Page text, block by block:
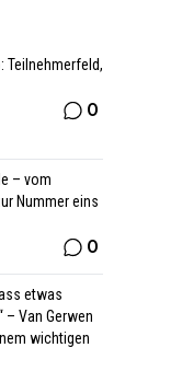
Teilnehmerfeld,
0
– vom
Nummer eins
0
etwas
Van Gerwen
wichtigen